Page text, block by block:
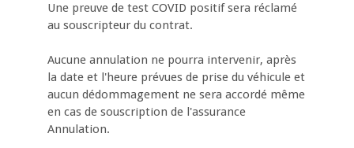
Une preuve de test COVID positif sera réclamé
au souscripteur du contrat.
Aucune annulation ne pourra intervenir, après
la date et l'heure prévues de prise du véhicule et
aucun dédommagement ne sera accordé même
en cas de souscription de l'assurance
Annulation.